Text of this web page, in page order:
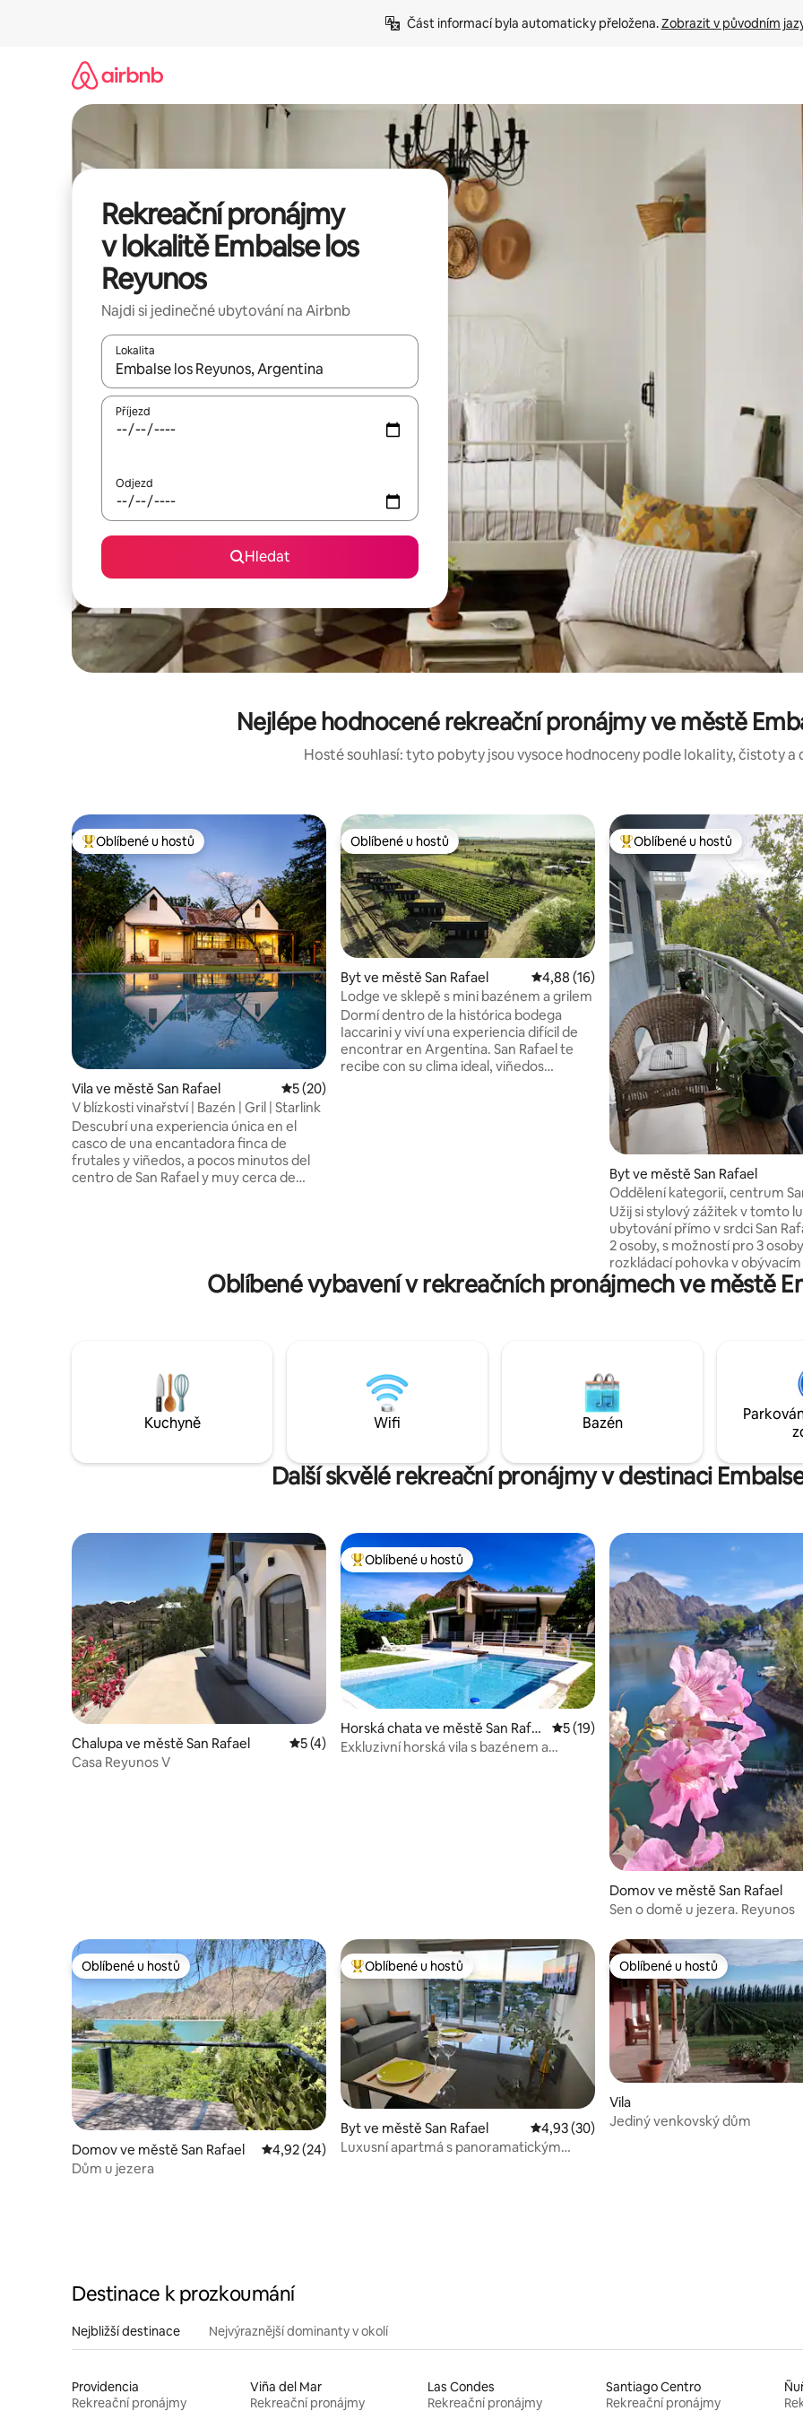
Část informací byla automaticky přeložena. Zobrazit v původním
Rekreační pronájmy
v lokalitě Embalse los
Reyunos
Najdi si jedinečné ubytování na Airbnb
Lokalita
Až budou výsledky k dispozici, můžeš si je procházet pomocí šipek nahoru a dolů, dotykem nebo přejetím prstem.
Příjezd
Odjezd
Hledat
Nejlépe hodnocené rekreační pronájmy ve městě
Hosté souhlasí: tyto pobyty jsou vysoce hodnoceny podle lokality, čistoty a
Nejlepší v kategorii Oblíbené u hostů
Oblíbené u hostů
Vila ve městě San Rafael Průměrné hodnocení 5 z 5, 20 hodnocení
5 (20)
V blízkosti vinařství | Bazén | Gril | Starlink
Descubrí una experiencia única en el
casco de una encantadora finca de
frutales y viñedos, a pocos minutos del
centro de San Rafael y muy cerca de
completamente equipada 🚗 Cochera
Oblíbené u hostů
Oblíbené u hostů
Byt ve městě San Rafael Průměrné hodnocení 4,88 z 5, 16 hodnocení
4,88 (16)
Lodge ve sklepě s mini bazénem a grilem
Dormí dentro de la histórica bodega
Iaccarini y viví una experiencia difícil de
encontrar en Argentina. San Rafael te
recibe con su clima ideal, viñedos
Nejlepší v kategorii Oblíbené u
Oblíbené u hostů
Byt ve městě San Rafael
Oddělení kategorií, centrum
Užij si stylový zážitek v tomto
ubytování přímo v srdci San
2 osoby, s možností pro 3
rozkládací pohovka v
Vše v okolí
(grilovna/lékárna/YPF/
s kabelovou HD / klimatizace./
Mikrovlnná trouba/ Lednice.
(v tomto prostoru je povoleno
Prostorná koupelna.
Oblíbené vybavení v rekreačních pronájmech ve městě
Kuchyně Wifi Bazén
Další skvělé rekreační pronájmy v destinaci
Chalupa ve městě San Rafael Průměrné hodnocení 5 z 5, 4 hodnocení
5 (4)
Casa Reyunos V
Nejlepší v kategorii Oblíbené u hostů
Oblíbené u hostů
Horská chata ve městě San Rafa
el
Průměrné hodnocení 5 z 5, 19 hodnocení
5 (19)
Exkluzivní horská vila s bazénem a
Domov ve městě San Rafael
Sen o domě u jezera. Reyunos
Oblíbené u hostů
Oblíbené u hostů
Domov ve městě San Rafael Průměrné hodnocení 4,92 z 5, 24 hodnocení
4,92 (24)
Dům u jezera
Nejlepší v kategorii Oblíbené u hostů
Oblíbené u hostů
Byt ve městě San Rafael Průměrné hodnocení 4,93 z 5, 30 hodnocení
4,93 (30)
Luxusní apartmá s panoramatickým
Oblíbené u hostů
Oblíbené u hostů
Vila
Jediný venkovský dům
Destinace k prozkoumání
Nejbližší destinace Nejvýraznější dominanty v okolí
Providencia
Rekreační pronájmy
Viña del Mar
Rekreační pronájmy
Las Condes
Rekreační pronájmy
Santiago Centro
Rekreační pronájmy